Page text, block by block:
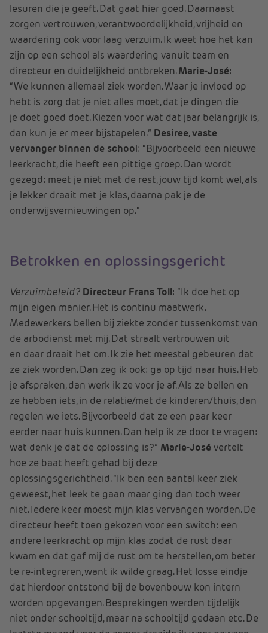
lesuren die je geeft. Dat gaat hier goed. Daarnaast
zorgen vertrouwen, verantwoordelijkheid, vrijheid en
waardering ook voor laag verzuim. Ik weet hoe het kan
zijn op een school als waardering vanuit team en
directeur en duidelijkheid ontbreken.Marie-José:
“We kunnen allemaal ziek worden. Waar je invloed op
hebt is zorg dat je niet alles moet, dat je dingen die
je doet goed doet. Kiezen voor wat dat jaar belangrijk is,
dan kun je er meer bijstapelen.” Desiree, vaste
vervanger binnen de school: “Bijvoorbeeld een nieuwe
leerkracht, die heeft een pittige groep. Dan wordt
gezegd: meet je niet met de rest, jouw tijd komt wel, als
je lekker draait met je klas, daarna pak je de
onderwijsvernieuwingen op."
Betrokken en oplossingsgericht
Verzuimbeleid? Directeur Frans Toll: “Ik doe het op
mijn eigen manier. Het is continu maatwerk.
Medewerkers bellen bij ziekte zonder tussenkomst van
de arbodienst met mij. Dat straalt vertrouwen uit
en daar draait het om. Ik zie het meestal gebeuren dat
ze ziek worden. Dan zeg ik ook: ga op tijd naar huis. Heb
je afspraken, dan werk ik ze voor je af. Als ze bellen en
ze hebben iets, in de relatie/met de kinderen/thuis, dan
regelen we iets. Bijvoorbeeld dat ze een paar keer
eerder naar huis kunnen. Dan help ik ze door te vragen:
wat denk je dat de oplossing is?” Marie-Josévertelt
hoe ze baat heeft gehad bij deze
oplossingsgerichtheid. “Ik ben een aantal keer ziek
geweest, het leek te gaan maar ging dan toch weer
niet. Iedere keer moest mijn klas vervangen worden. De
directeur heeft toen gekozen voor een switch: een
andere leerkracht op mijn klas zodat de rust daar
kwam en dat gaf mij de rust om te herstellen, om beter
te re-integreren, want ik wilde graag. Het losse eindje
dat hierdoor ontstond bij de bovenbouw kon intern
worden opgevangen. Besprekingen werden tijdelijk
niet onder schooltijd, maar na schooltijd gedaan etc. De